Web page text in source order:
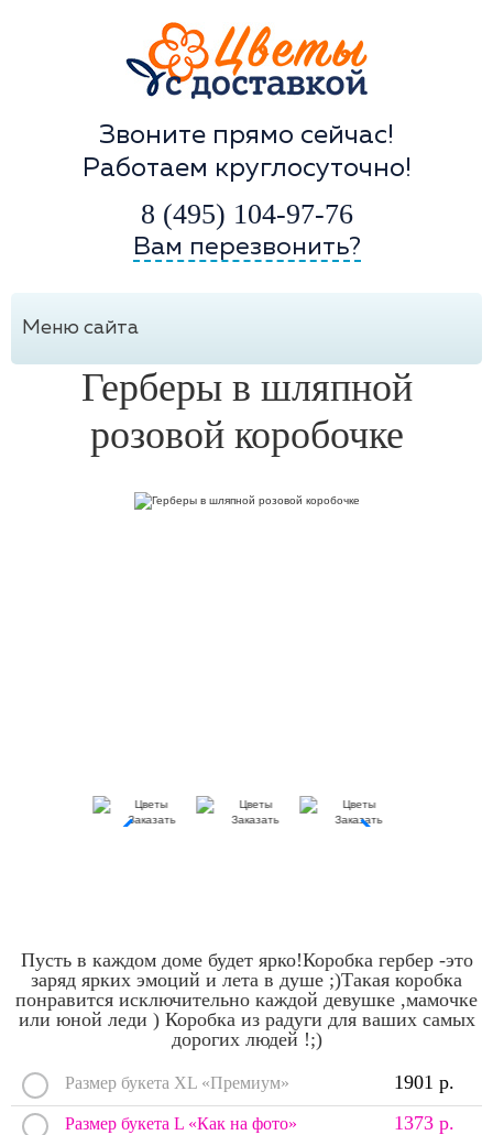
Звоните прямо сейчас!
Работаем круглосуточно!
8 (495) 104-97-76
Вам перезвонить?
Меню сайта
Герберы в шляпной
розовой коробочке
Пусть в каждом доме будет ярко!Коробка гербер -это
заряд ярких эмоций и лета в душе ;)Такая коробка
понравится исключительно каждой девушке ,мамочке
или юной леди ) Коробка из радуги для ваших самых
дорогих людей !;)
Размер букета XL «Премиум» 1901 р.
Размер букета L «Как на фото» 1373 р.